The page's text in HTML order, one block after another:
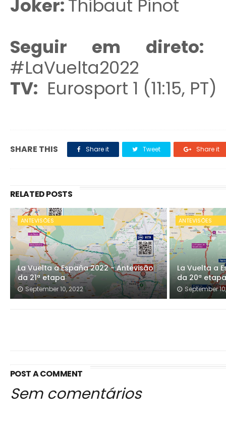
Joker:Thibaut Pinot
Seguir em
#LaVuelta2022
TV: Eurosport 1 (11:15, PT)
SHARE THIS Share it Tweet Share it
RELATED POSTS
ANTEVISÕES
La Vuelta a España 2022 - Antevisão
da 21ª etapa
September 10, 2022
ANTEVISÕES
La Vuelta a
da 20ª etapa
September
POST A COMMENT
Sem comentários